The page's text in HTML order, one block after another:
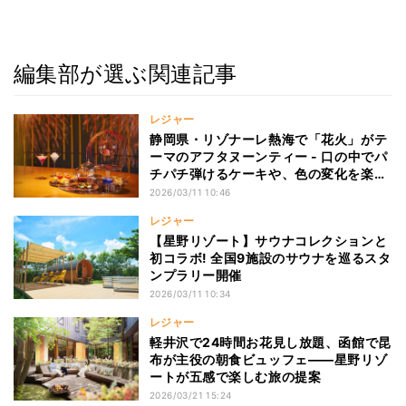
編集部が選ぶ関連記事
レジャー
静岡県・リゾナーレ熱海で「花火」がテ
ーマのアフタヌーンティー - 口の中でパ
チパチ弾けるケーキや、色の変化を楽し
むモクテルなど
2026/03/11 10:46
レジャー
【星野リゾート】サウナコレクションと
初コラボ! 全国9施設のサウナを巡るスタ
ンプラリー開催
2026/03/11 10:34
レジャー
軽井沢で24時間お花見し放題、函館で昆
布が主役の朝食ビュッフェ——星野リゾ
ートが五感で楽しむ旅の提案
2026/03/21 15:24